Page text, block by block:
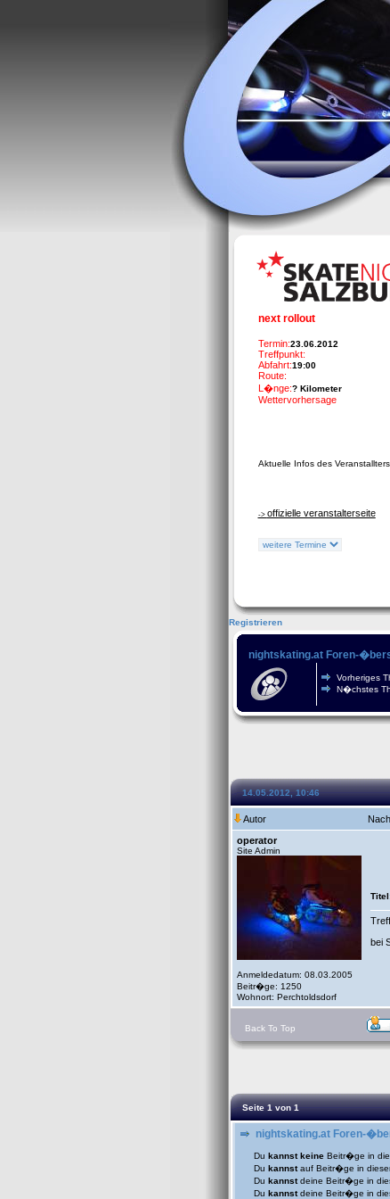
next rollout
Termin:23.06.2012
Treffpunkt:
Abfahrt:19:00
Route:
L�nge:? Kilometer
Wettervorhersage
Aktuelle Infos des
-> offizielle veranstalterseite
Registrieren
nightskating.at Foren-
Vorheriges
N�chstes
14.05.2012, 10:46
Autor
operator
Site Admin
Anmeldedatum: 08.03.2005
Beitr�ge: 1250
Wohnort: Perchtoldsdorf
bei
Back To Top
Seite 1 von 1
nightskating.at Foren-
Du kannst keine Beitr�ge in
Du kannstauf Beitr�ge in
Du kannstdeine Beitr�ge in
Du kannstdeine Beitr�ge in